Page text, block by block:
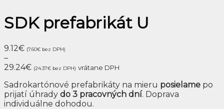
SDK prefabrikát U
9.12€ (7.60€ bez DPH)
–
29.24€ (24.37€ bez DPH) vrátane DPH
Sadrokartónové prefabrikáty na mieru posielame po
prijatí úhrady do 3 pracovných dní. Doprava
individuálne dohodou.